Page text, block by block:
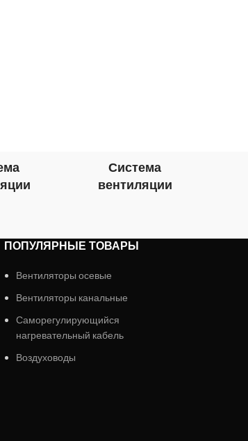
Система
вентиляции
ПОПУЛЯРНЫЕ ТОВАРЫ
Вентиляторы осевые
Вентиляторы канальные
Саморегулирующийся
нагревательный кабель
Воздуховоды